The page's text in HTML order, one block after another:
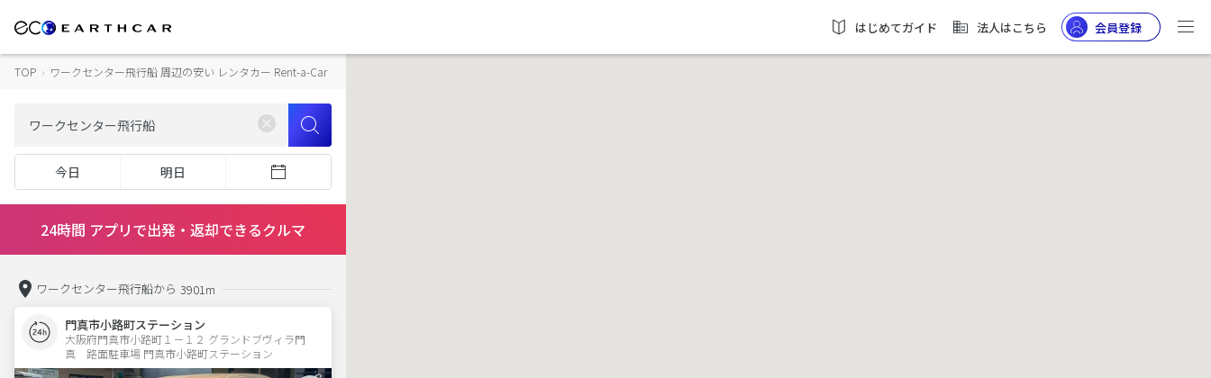
はじめてガイド 法人はこちら 会員登録
TOP › ワークセンター飛行船 周辺の安い レンタカー Rent-a-Car
今日 明日
24時間 アプリで出発・返却できるクルマ
ワークセンター飛行船から 3901m
門真市小路町ステーション
大阪府門真市小路町１－１２ グランドブヴィラ門
真　路面駐車場 門真市小路町ステーション